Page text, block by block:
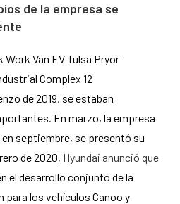
de la empresa se
de 2019, se estaban
En marzo, la empresa
en septiembre, se presentó su
de 2020, Hyundai anunció que
el desarrollo conjunto de la
los vehículos Canoo y